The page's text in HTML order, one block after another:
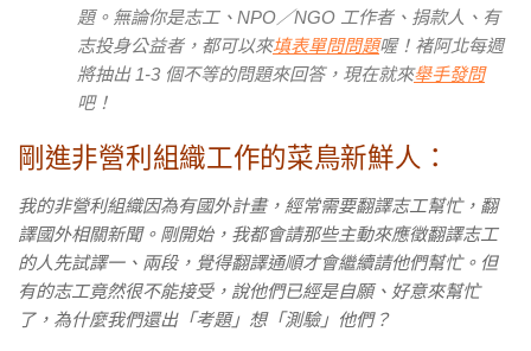
題。無論你是志工、NPO／NGO 工作者、捐款人、有
志投身公益者，都可以來填表單問問題喔！褚阿北每週
將抽出 1-3 個不等的問題來回答，現在就來舉手發問
吧！
剛進非營利組織工作的菜鳥新鮮人：
我的非營利組織因為有國外計畫，經常需要翻譯志工幫忙，翻
譯國外相關新聞。剛開始，我都會請那些主動來應徵翻譯志工
的人先試譯一、兩段，覺得翻譯通順才會繼續請他們幫忙。但
有的志工竟然很不能接受，說他們已經是自願、好意來幫忙
了，為什麼我們還出「考題」想「測驗」他們？